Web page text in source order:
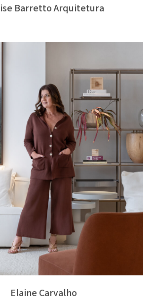
Barretto Arquitetura
Elaine Carvalho